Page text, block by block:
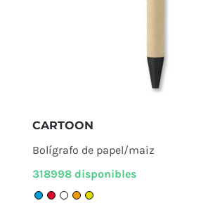
CARTOON
Bolígrafo de papel/maiz
318998 disponibles